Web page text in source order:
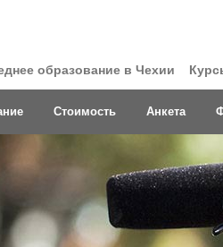
образование в Чехии
Стоимость Анкета